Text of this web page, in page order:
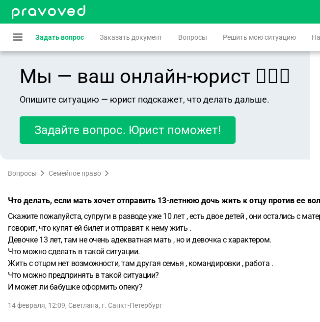
Задать вопрос Заказать документ Вопросы Решить мою ситуацию
Мы — ваш онлайн-юрист 👨🏻‍⚖️
Опишите ситуацию — юрист подскажет, что делать дальше.
Задайте вопрос. Юрист поможет!
Вопросы Семейное право
Что делать, если мать хочет отправить 13-летнюю дочь жить к отцу против ее
Скажите пожалуйста, супруги в разводе уже 10 лет , есть двое детей , они остались с
говорит, что купят ей билет и отправят к нему жить .
Девочке 13 лет, там не очень адекватная мать , но и девочка с характером.
Что можно сделать в такой ситуации.
Жить с отцом нет возможности, там другая семья , командировки , работа .
Что можно предпринять в такой ситуации?
И может ли бабушке оформить опеку?
14 февраля, 12:09, Светлана, г. Санкт-Петербург